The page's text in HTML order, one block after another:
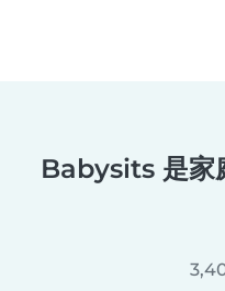
Babysits 是家